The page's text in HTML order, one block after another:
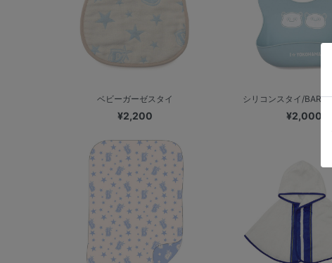
ベビーガーゼスタイ
¥2,200
シリコンスタイ/BART
¥2,000